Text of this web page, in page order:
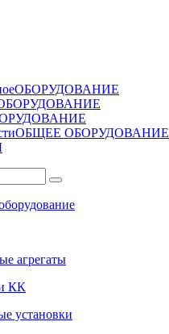
ОБОРУДОВАНИЕ
ОБЩЕЕ ОБОРУДОВАНИЕ